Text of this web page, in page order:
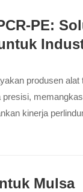
PE:
produsen alat
kinerja
Mulsa